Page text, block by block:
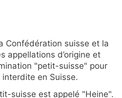
Confédération suisse et la
appellations d’origine et
"petit-suisse" pour
en Suisse.
suisse est appelé "Heine".